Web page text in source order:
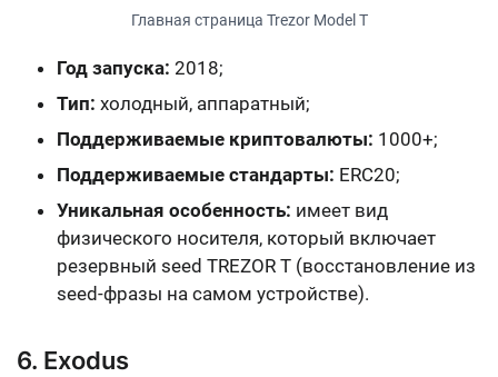
Главная страница Trezor Model T
Год запуска: 2018;
Тип: холодный, аппаратный;
Поддерживаемые криптовалюты: 1000+;
Поддерживаемые стандарты: ERC20;
Уникальная особенность: имеет вид
физического носителя, который включает
резервный seed TREZOR T (восстановление из
seed-фразы на самом устройстве).
6. Exodus